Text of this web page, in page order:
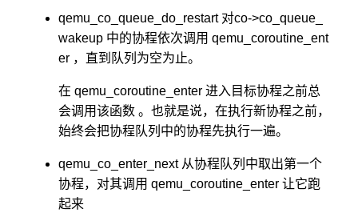
qemu_co_queue_do_restart 对co->co_queue_
wakeup 中的协程依次调用 qemu_coroutine_ent
er ，直到队列为空为止。
在 qemu_coroutine_enter 进入目标协程之前总
会调用该函数 。也就是说，在执行新协程之前，
始终会把协程队列中的协程先执行一遍。
qemu_co_enter_next 从协程队列中取出第一个
协程，对其调用 qemu_coroutine_enter 让它跑
起来